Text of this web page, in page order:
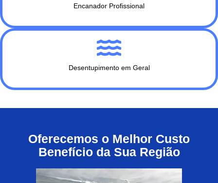
Encanador Profissional
Desentupimento em Geral
Oferecemos o Melhor Custo
Benefício da Sua Região